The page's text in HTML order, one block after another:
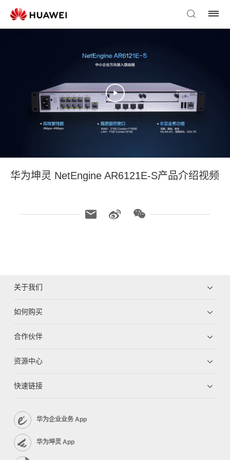
华为坤灵 NetEngine AR6121E-S产品介绍视频
关于我们
如何购买
合作伙伴
资源中心
快速链接
华为企业业务 App
华为坤灵 App